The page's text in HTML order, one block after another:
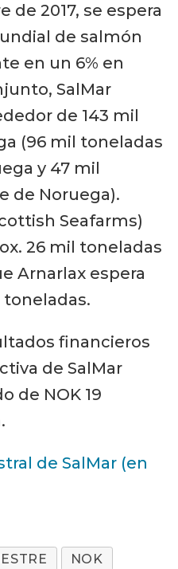
de 2017, se espera
de salmón
en un 6% en
SalMar
de 143 mil
(96 mil toneladas
y 47 mil
de Noruega).
Seafarms)
26 mil toneladas
Arnarlax espera
toneladas.
financieros
de SalMar
de NOK 19
de SalMar (en
NOK